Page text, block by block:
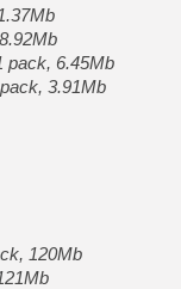
pack, 6.45Mb
3.91Mb
120Mb